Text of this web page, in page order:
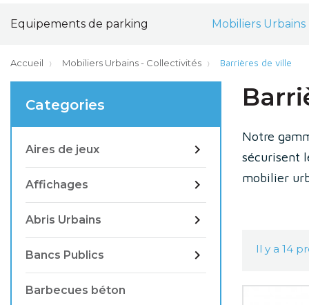
Equipements de parking Mobiliers
Accueil Mobiliers Urbains - Collectivités Barrières de ville
Categories
Aires de jeux 
Affichages 
Abris Urbains 
Bancs Publics 
Barbecues béton
Notre
sécurisent
mobilier
Il y a 14